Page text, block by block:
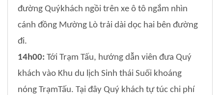
đường Quýkhách ngồi trên xe ô tô ngắm nhìn
cánh đồng Mường Lò trải dài dọc hai bên đường
đi.
14h00: Tới Trạm Tấu, hướng dẫn viên đưa Quý
khách vào Khu du lịch Sinh thái Suối khoáng
nóng TrạmTấu. Tại đây Quý khách tự túc chi phí